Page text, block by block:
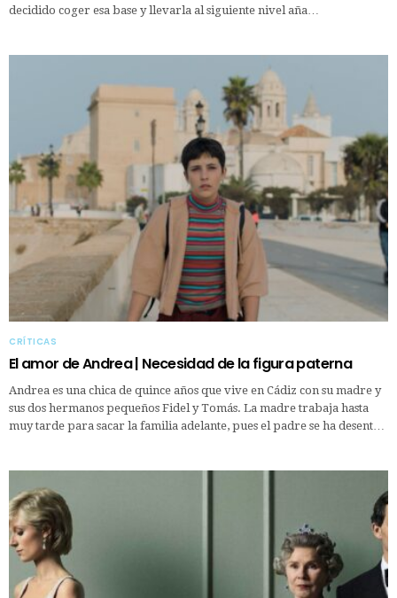
decidido coger esa base y llevarla al siguiente nivel aña…
CRÍTICAS
El amor de Andrea | Necesidad de la figura paterna
Andrea es una chica de quince años que vive en Cádiz con su madre y
sus dos hermanos pequeños Fidel y Tomás. La madre trabaja hasta
muy tarde para sacar la familia adelante, pues el padre se ha desent…